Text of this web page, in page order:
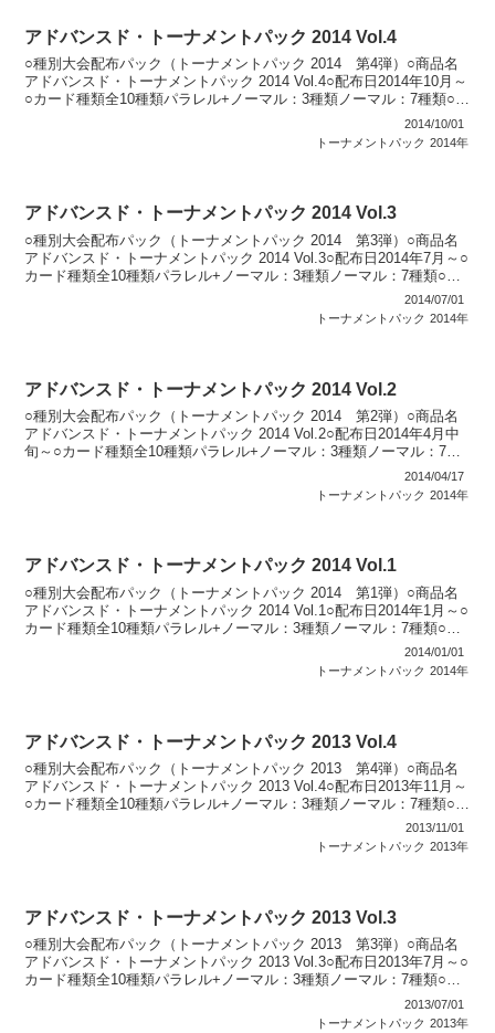
アドバンスド・トーナメントパック 2014 Vol.4
○種別大会配布パック（トーナメントパック 2014 第4弾）○商品名
アドバンスド・トーナメントパック 2014 Vol.4○配布日2014年10月～
○カード種類全10種類パラレル+ノーマル：3種類ノーマル：7種類○説
2014/10/01
トーナメントパック 2014年
アドバンスド・トーナメントパック 2014 Vol.3
○種別大会配布パック（トーナメントパック 2014 第3弾）○商品名
アドバンスド・トーナメントパック 2014 Vol.3○配布日2014年7月～○
カード種類全10種類パラレル+ノーマル：3種類ノーマル：7種類○説
2014/07/01
トーナメントパック 2014年
アドバンスド・トーナメントパック 2014 Vol.2
○種別大会配布パック（トーナメントパック 2014 第2弾）○商品名
アドバンスド・トーナメントパック 2014 Vol.2○配布日2014年4月中
旬～○カード種類全10種類パラレル+ノーマル：3種類ノーマル：7種
2014/04/17
トーナメントパック 2014年
アドバンスド・トーナメントパック 2014 Vol.1
○種別大会配布パック（トーナメントパック 2014 第1弾）○商品名
アドバンスド・トーナメントパック 2014 Vol.1○配布日2014年1月～○
カード種類全10種類パラレル+ノーマル：3種類ノーマル：7種類○説
2014/01/01
トーナメントパック 2014年
アドバンスド・トーナメントパック 2013 Vol.4
○種別大会配布パック（トーナメントパック 2013 第4弾）○商品名
アドバンスド・トーナメントパック 2013 Vol.4○配布日2013年11月～
○カード種類全10種類パラレル+ノーマル：3種類ノーマル：7種類○説
2013/11/01
トーナメントパック 2013年
アドバンスド・トーナメントパック 2013 Vol.3
○種別大会配布パック（トーナメントパック 2013 第3弾）○商品名
アドバンスド・トーナメントパック 2013 Vol.3○配布日2013年7月～○
カード種類全10種類パラレル+ノーマル：3種類ノーマル：7種類○説
2013/07/01
トーナメントパック 2013年